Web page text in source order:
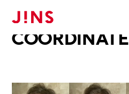
メガネのJINS TOP
COORDINATE